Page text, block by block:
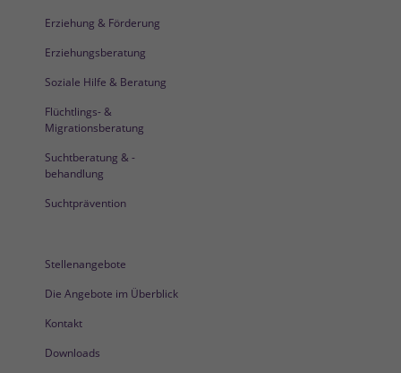
Erziehung & Förderung
Erziehungsberatung
Soziale Hilfe & Beratung
Flüchtlings- &
Migrationsberatung
Suchtberatung & -
behandlung
Suchtprävention
Stellenangebote
Die Angebote im Überblick
Kontakt
Downloads